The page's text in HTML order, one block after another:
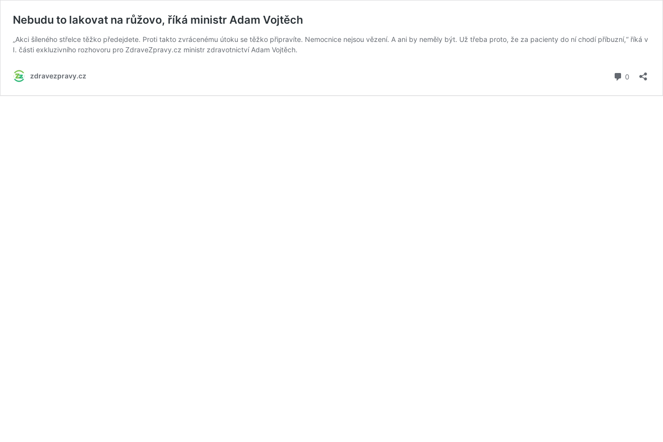
Nebudu to lakovat na růžovo, říká ministr Adam Vojtěch
„Akci šíleného střelce těžko předejdete. Proti takto zvrácenému útoku se těžko připravíte. Nemocnice nejsou vězení. A ani by neměly být. Už třeba proto, že za pacienty do ní chodí příbuzní,“ říká v
I. části exkluzivního rozhovoru pro ZdraveZpravy.cz ministr zdravotnictví Adam Vojtěch.
zdravezpravy.cz 0 komentářů